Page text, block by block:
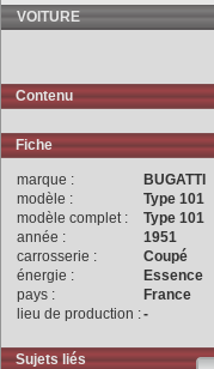
VOITURE
Contenu
Fiche
marque :
BUGATTI
modèle :
Type 101
modèle complet :
Type 101
année :
1951
carrosserie :
Coupé
énergie :
Essence
pays :
France
lieu de production :-
Sujets liés